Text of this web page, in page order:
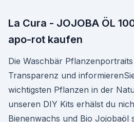
La Cura - JOJOBA ÖL
apo-rot kaufen
Die Waschbär
Transparenz und
wichtigsten Pflanzen in der
unseren DIY Kits erhälst du
Bienenwachs und Bio Jojobaöl